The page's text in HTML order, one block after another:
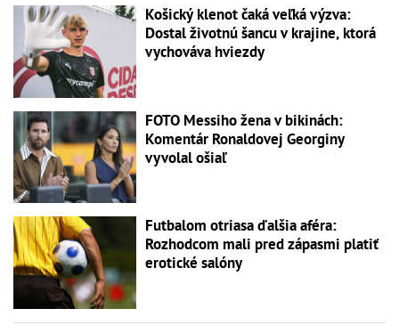
Košický klenot čaká veľká výzva:
Dostal životnú šancu v krajine, ktorá
vychováva hviezdy
FOTO Messiho žena v bikinách:
Komentár Ronaldovej Georginy
vyvolal ošiaľ
Futbalom otriasa ďalšia aféra:
Rozhodcom mali pred zápasmi platiť
erotické salóny